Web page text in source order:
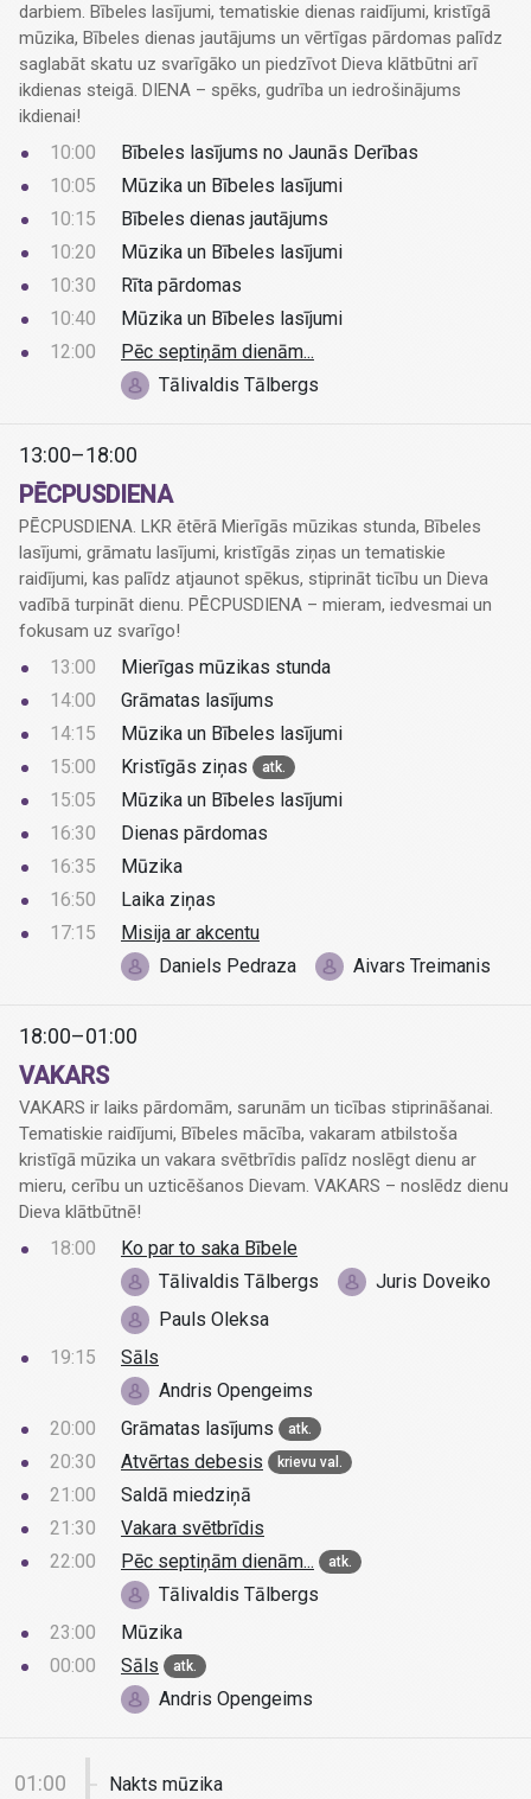
darbiem. Bībeles lasījumi, tematiskie dienas raidījumi, kristīgā
mūzika, Bībeles dienas jautājums un vērtīgas pārdomas palīdz
saglabāt skatu uz svarīgāko un piedzīvot Dieva klātbūtni arī
ikdienas steigā. DIENA – spēks, gudrība un iedrošinājums
ikdienai!
10:00
Bībeles lasījums no Jaunās Derības
10:05
Mūzika un Bībeles lasījumi
10:15
Bībeles dienas jautājums
10:20
Mūzika un Bībeles lasījumi
10:30
Rīta pārdomas
10:40
Mūzika un Bībeles lasījumi
12:00
Pēc septiņām dienām...
Tālivaldis Tālbergs
13:00–18:00
PĒCPUSDIENA
PĒCPUSDIENA. LKR ētērā Mierīgās mūzikas stunda, Bībeles
lasījumi, grāmatu lasījumi, kristīgās ziņas un tematiskie
raidījumi, kas palīdz atjaunot spēkus, stiprināt ticību un Dieva
vadībā turpināt dienu. PĒCPUSDIENA – mieram, iedvesmai un
fokusam uz svarīgo!
13:00
Mierīgas mūzikas stunda
14:00
Grāmatas lasījums
14:15
Mūzika un Bībeles lasījumi
15:00
Kristīgās ziņas atk.
15:05
Mūzika un Bībeles lasījumi
16:30
Dienas pārdomas
16:35
Mūzika
16:50
Laika ziņas
17:15
Misija ar akcentu
Daniels Pedraza
Aivars Treimanis
18:00–01:00
VAKARS
VAKARS ir laiks pārdomām, sarunām un ticības stiprināšanai.
Tematiskie raidījumi, Bībeles mācība, vakaram atbilstoša
kristīgā mūzika un vakara svētbrīdis palīdz noslēgt dienu ar
mieru, cerību un uzticēšanos Dievam. VAKARS – noslēdz dienu
Dieva klātbūtnē!
18:00
Ko par to saka Bībele
Tālivaldis Tālbergs
Juris Doveiko
Pauls Oleksa
19:15
Sāls
Andris Opengeims
20:00
Grāmatas lasījums atk.
20:30 Atvērtas debesis krievu val.
21:00
Saldā miedziņā
21:30
Vakara svētbrīdis
22:00
Pēc septiņām dienām... atk.
Tālivaldis Tālbergs
23:00
Mūzika
00:00
Sāls atk.
Andris Opengeims
01:00 Nakts mūzika